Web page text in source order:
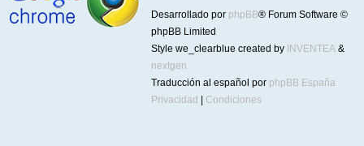
Desarrollado por phpBB® Forum Software ©
phpBB Limited
Style we_clearblue created by INVENTEA &
nextgen
Traducción al español por phpBB España
Privacidad
Condiciones